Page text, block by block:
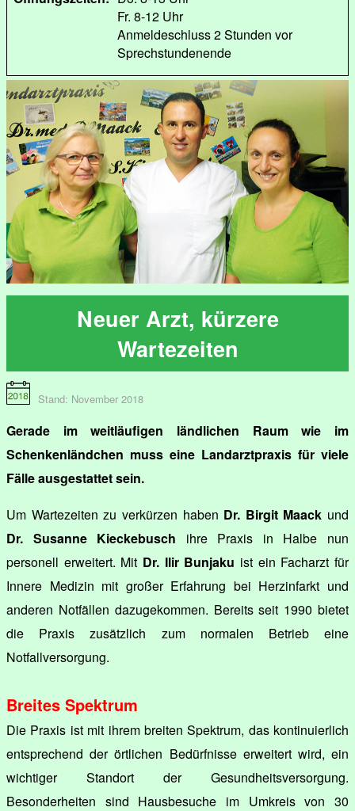
Fr. 8-12 Uhr
Anmeldeschluss 2 Stunden vor
Sprechstundenende
Neuer Arzt, kürzere
Wartezeiten
Stand: November 2018
Gerade im weitläufigen ländlichen Raum wie im
Schenkenländchen muss eine Landarztpraxis für viele
Fälle ausgestattet sein.
Um Wartezeiten zu verkürzen haben Dr. Birgit Maack und
Dr. Susanne Kieckebusch ihre Praxis in Halbe nun
personell erweitert. Mit Dr. Ilir Bunjaku ist ein Facharzt für
Innere Medizin mit großer Erfahrung bei Herzinfarkt und
anderen Notfällen dazugekommen. Bereits seit 1990 bietet
die Praxis zusätzlich zum normalen Betrieb eine
Notfallversorgung.
Breites Spektrum
Die Praxis ist mit ihrem breiten Spektrum, das kontinuierlich
entsprechend der örtlichen Bedürfnisse erweitert wird, ein
wichtiger Standort der Gesundheitsversorgung.
Besonderheiten sind Hausbesuche im Umkreis von 30